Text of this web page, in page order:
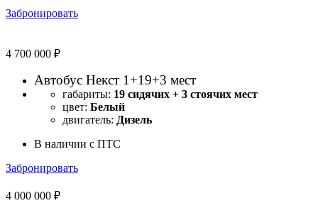
Забронировать
4 700 000 ₽
Автобус Некст 1+19+3 мест
габариты: 19 сидячих + 3 стоячих мест
цвет: Белый
двигатель: Дизель
В наличии с ПТС
Забронировать
4 000 000 ₽